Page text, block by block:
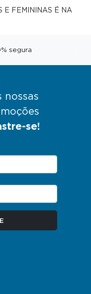
E FEMININAS É NA
segura
nossas
se!